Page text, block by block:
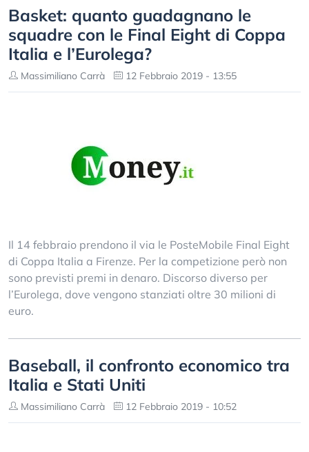
Basket: quanto guadagnano le
squadre con le Final Eight di Coppa
Italia e l’Eurolega?
Massimiliano Carrà 12 Febbraio 2019 - 13:55
Il 14 febbraio prendono il via le PosteMobile Final Eight
di Coppa Italia a Firenze. Per la competizione però non
sono previsti premi in denaro. Discorso diverso per
l’Eurolega, dove vengono stanziati oltre 30 milioni di
euro.
Baseball, il confronto economico tra
Italia e Stati Uniti
Massimiliano Carrà 12 Febbraio 2019 - 10:52